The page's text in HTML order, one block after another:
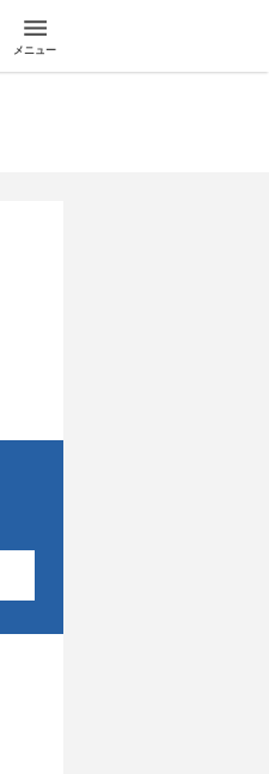
メニュー